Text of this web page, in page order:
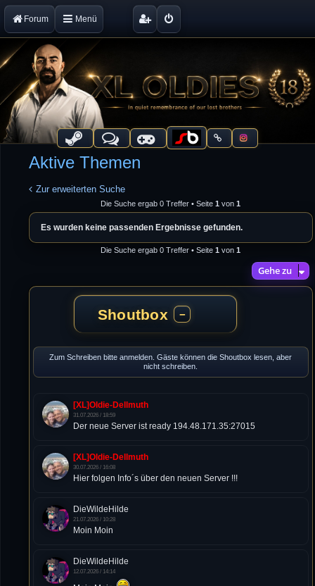
Forum Menü
Aktive Themen
Zur erweiterten Suche
Die Suche ergab 0 Treffer • Seite1 von1
Es wurden keine passenden Ergebnisse gefunden.
Die Suche ergab 0 Treffer • Seite1 von1
Gehe zu
Shoutbox −
Zum Schreiben bitte anmelden. Gäste können die Shoutbox lesen, aber
nicht schreiben.
[XL]Oldie-Dellmuth
31.07.2026 / 18:59
Der neue Server ist ready 194.48.171.35:27015
[XL]Oldie-Dellmuth
30.07.2026 / 16:08
Hier folgen Info´s über den neuen Server !!!
DieWildeHilde
21.07.2026 / 10:28
Moin Moin
DieWildeHilde
12.07.2026 / 14:14